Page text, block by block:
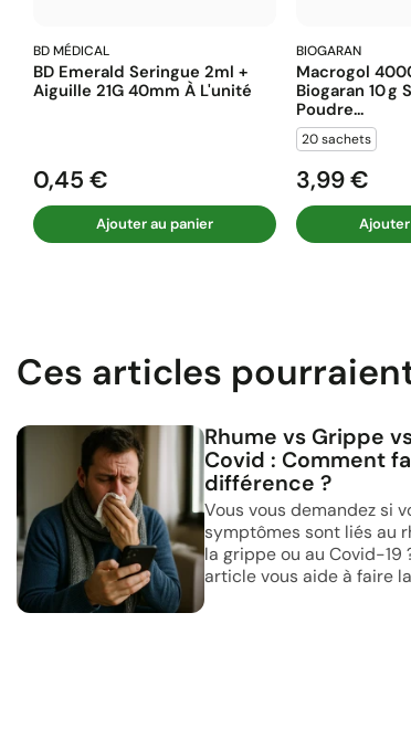
BD MÉDICAL
BD Emerald Seringue 2ml +
Aiguille 21G 40mm À L'unité
Prix
0,45 €
Ajouter au panier
BIOGARAN
Macrogol
Biogaran 10 G
Poudre...
20 sachets
Prix
3,99 €
Ces articles
Rhume vs Grippe
Covid : Comment
différence ?
Vous vous demandez si
symptômes sont liés au
la grippe ou au Covid-19
article vous aide à faire